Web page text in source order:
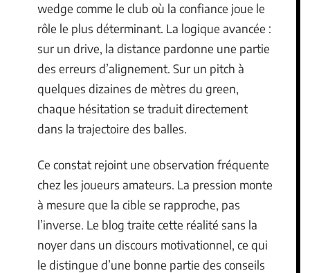
wedge comme le club où la confiance joue le
rôle le plus déterminant. La logique avancée :
sur un drive, la distance pardonne une partie
des erreurs d’alignement. Sur un pitch à
quelques dizaines de mètres du green,
chaque hésitation se traduit directement
dans la trajectoire des balles.
Ce constat rejoint une observation fréquente
chez les joueurs amateurs. La pression monte
à mesure que la cible se rapproche, pas
l’inverse. Le blog traite cette réalité sans la
noyer dans un discours motivationnel, ce qui
le distingue d’une bonne partie des conseils